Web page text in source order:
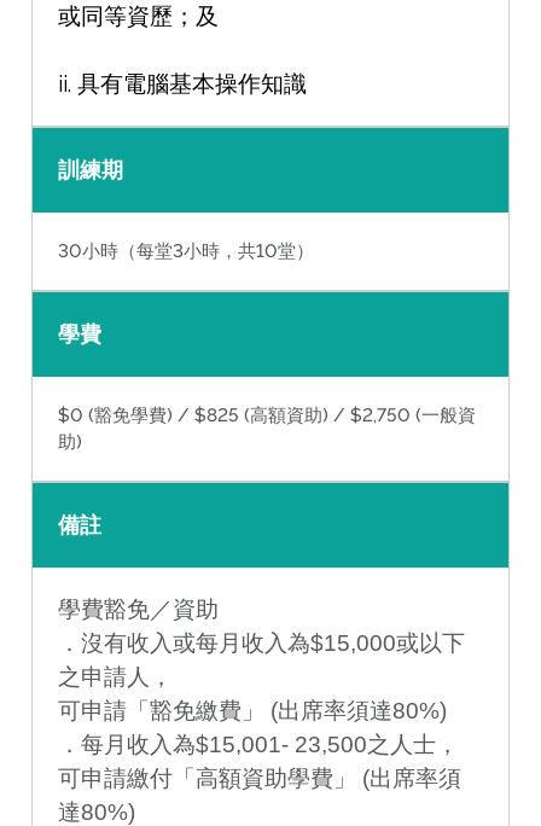
或同等資歷；及
ii. 具有電腦基本操作知識
訓練期
30小時（每堂3小時，共10堂）
學費
$0 (豁免學費) / $825 (高額資助) / $2,750 (一般資
助)
備註
學費豁免／資助
．沒有收入或每月收入為$15,000或以下
之申請人，
可申請「豁免繳費」 (出席率須達80%)
．每月收入為$15,001- 23,500之人士，
可申請繳付「高額資助學費」 (出席率須
達80%)